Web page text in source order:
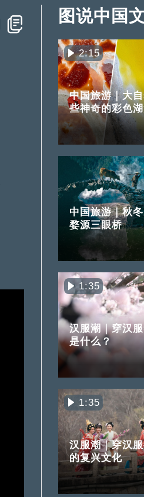
图说中国
2:15
中国旅游｜大
些神奇的彩色
中国旅游｜秋
婺源三眼桥
1:35
汉服潮｜穿汉
是什么？
1:35
汉服潮｜穿汉
的复兴文化